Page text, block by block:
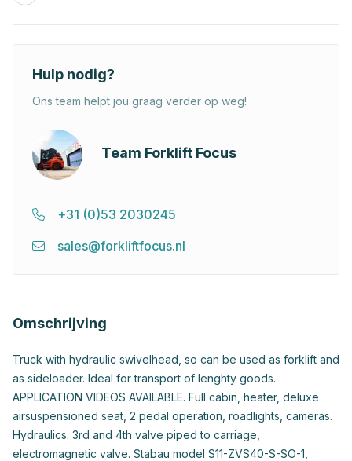
Hulp nodig?
Ons team helpt jou graag verder op weg!
Team Forklift Focus
+31 (0)53 2030245
sales@forkliftfocus.nl
Omschrijving
Truck with hydraulic swivelhead, so can be used as forklift and
as sideloader. Ideal for transport of lenghty goods.
APPLICATION VIDEOS AVAILABLE. Full cabin, heater, deluxe
airsuspensioned seat, 2 pedal operation, roadlights, cameras.
Hydraulics: 3rd and 4th valve piped to carriage,
electromagnetic valve. Stabau model S11-ZVS40-S-SO-1,